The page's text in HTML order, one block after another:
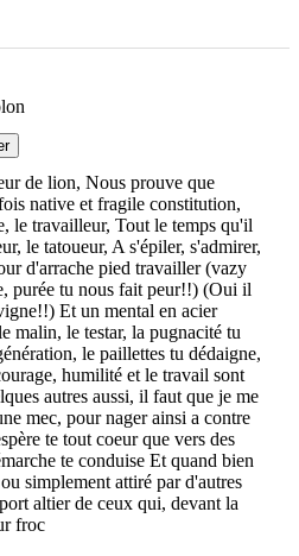
de lion, Nous prouve que
native et fragile constitution,
le travailleur, Tout le temps qu'il
le tatoueur, A s'épiler, s'admirer,
d'arrache pied travailler (vazy
purée tu nous fait peur!!) (Oui il
Et un mental en acier
malin, le testar, la pugnacité tu
le paillettes tu dédaigne,
humilité et le travail sont
autres aussi, il faut que je me
mec, pour nager ainsi a contre
te tout coeur que vers des
te conduise Et quand bien
simplement attiré par d'autres
altier de ceux qui, devant la
froc